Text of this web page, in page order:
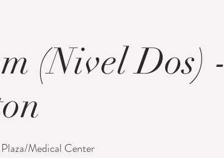
(Nivel Dos) -
Medical Center